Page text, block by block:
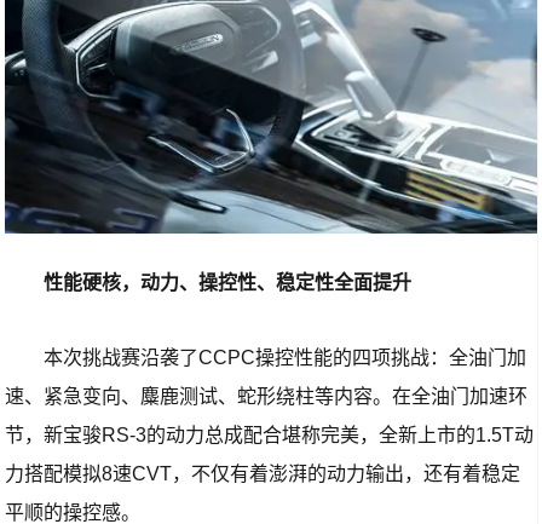
性能硬核，动力、操控性、稳定性全面提升
本次挑战赛沿袭了CCPC操控性能的四项挑战：全油门加
速、紧急变向、麋鹿测试、蛇形绕柱等内容。在全油门加速环
节，新宝骏RS-3的动力总成配合堪称完美，全新上市的1.5T动
力搭配模拟8速CVT，不仅有着澎湃的动力输出，还有着稳定
平顺的操控感。